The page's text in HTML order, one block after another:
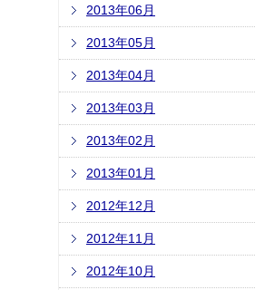
2013年06月
2013年05月
2013年04月
2013年03月
2013年02月
2013年01月
2012年12月
2012年11月
2012年10月